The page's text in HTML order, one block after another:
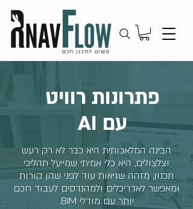
פתרונות רוויט
עם AI
הבינה המלאכותית היא כבר לא רק רעש
וצלצולים, היא כלי אמיתי שמייעל תהליכי
תכנון, מזהה שגיאות עוד לפני שהן קורות
ומאפשר לאדריכלים ולמהנדסים לעבוד חכם
יותר עם מודלי BIM.